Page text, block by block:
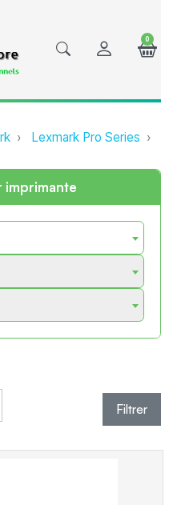
0
Lexmark Pro Series
imprimante
Filtrer